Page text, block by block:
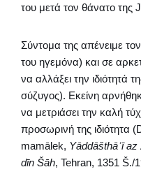
του μετά τον θάνατο της
Σύντομα της απένειμε
του ηγεμόνα) και σε
να αλλάξει την ιδιότητά
σύζυγος). Εκείνη
να μετριάσει την καλή
προσωρινή της ιδιότητα
mamālek, Yāddāšthāʾī
dīn Šāh, Tehran, 1351 Š./